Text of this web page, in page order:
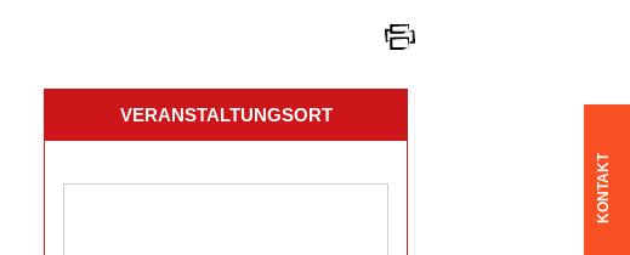
KONTAKT
VERANSTALTUNGSORT